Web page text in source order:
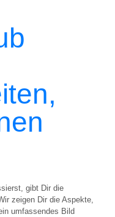
gibt Dir die
zeigen Dir die Aspekte,
umfassendes Bild